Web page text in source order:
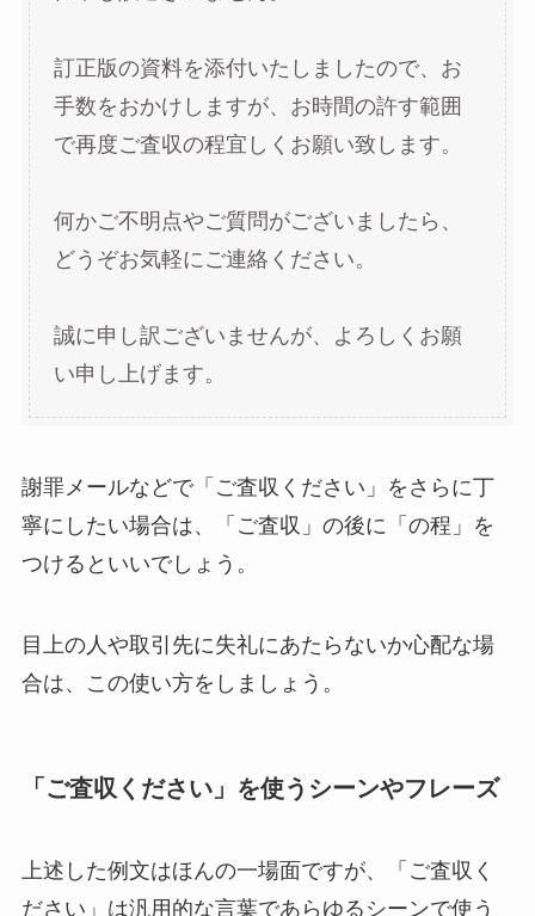
訂正版の資料を添付いたしましたので、お
手数をおかけしますが、お時間の許す範囲
で再度ご査収の程宜しくお願い致します。
何かご不明点やご質問がございましたら、
どうぞお気軽にご連絡ください。
誠に申し訳ございませんが、よろしくお願
い申し上げます。
謝罪メールなどで「ご査収ください」をさらに丁
寧にしたい場合は、「ご査収」の後に「の程」を
つけるといいでしょう。
目上の人や取引先に失礼にあたらないか心配な場
合は、この使い方をしましょう。
「ご査収ください」を使うシーンやフレーズ
上述した例文はほんの一場面ですが、「ご査収く
ださい」は汎用的な言葉であらゆるシーンで使う